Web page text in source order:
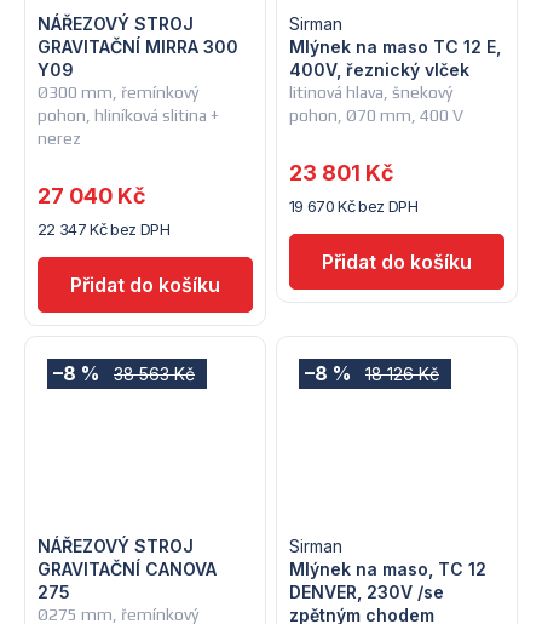
Ø300 mm, řemínkový
pohon, hliníková slitina +
nerez
NÁŘEZOVÝ STROJ
GRAVITAČNÍ MIRRA 300
Y09
22 347 Kč bez DPH
27 040 Kč
litinová hlava, šnekový
pohon, Ø70 mm, 400 V
Mlýnek na maso TC 12 E,
400V, řeznický vlček
Sirman
19 670 Kč bez DPH
23 801 Kč
38 563 Kč
–8 %
Ø275 mm, řemínkový
NÁŘEZOVÝ STROJ
GRAVITAČNÍ CANOVA
275
18 126 Kč
–8 %
Mlýnek na maso, TC 12
DENVER, 230V /se
zpětným chodem
Sirman